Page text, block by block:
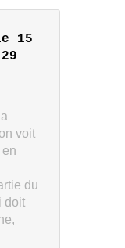
15
voit
du
doit